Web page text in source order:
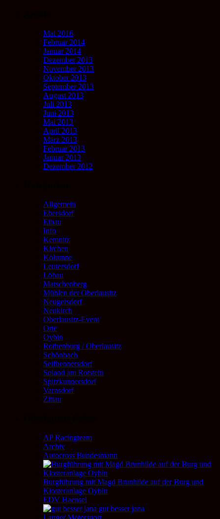
Mai 2016
Februar 2014
Januar 2014
Dezember 2013
November 2013
Oktober 2013
September 2013
August 2013
Juli 2013
Juni 2013
Mai 2013
April 2013
März 2013
Februar 2013
Januar 2013
Dezember 2012
Allgemein
Ebersdorf
Eibau
Info
Kemnitz
Kirchen
Kolumne
Leutersdorf
Löbau
Matschenberg
Mühlen der Oberlausitz
Neugersdorf
Neukirch
Oberlausitz-Event
Orte
Oybin
Rothenburg / Oberlausitz
Schönbach
Seifhennersdorf
Soland am Rotstein
Spitzkunnersdorf
Varnsdorf
Zittau
AP Racingteam
Archiv
Autocross Bundesmann
Burgführung mit Magd Brunhilde auf der Burg und
Klosteranlage Oybin
EDV Haensel
gut besser jana
Langer Motorsport